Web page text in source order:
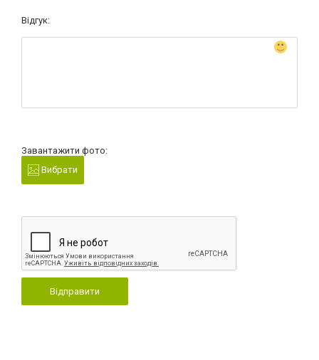
Відгук:
Завантажити фото:
Вибрати
Відправити